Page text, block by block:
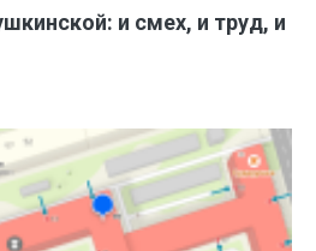
и смех, и труд, и